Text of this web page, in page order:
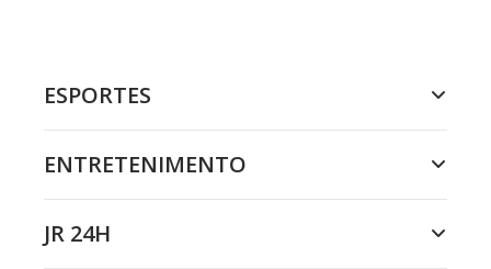
ESPORTES
ENTRETENIMENTO
JR 24H